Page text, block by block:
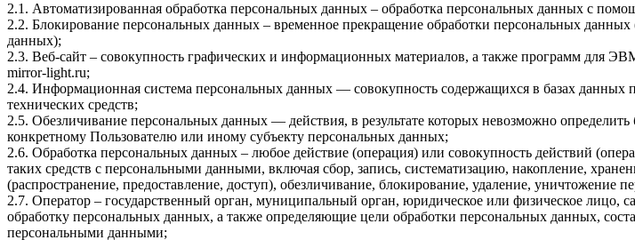
2.1. Автоматизированная обработка персональных данных – обработка персональных данных с
2.2. Блокирование персональных данных – временное прекращение обработки персональных
данных);
2.3. Веб-сайт – совокупность графических и информационных материалов, а также программ для
mirror-light.ru;
2.4. Информационная система персональных данных — совокупность содержащихся в базах
технических средств;
2.5. Обезличивание персональных данных — действия, в результате которых невозможно
конкретному Пользователю или иному субъекту персональных данных;
2.6. Обработка персональных данных – любое действие (операция) или совокупность действий
таких средств с персональными данными, включая сбор, запись, систематизацию, накопление,
(распространение, предоставление, доступ), обезличивание, блокирование, удаление, уничтожение
2.7. Оператор – государственный орган, муниципальный орган, юридическое или физическое
обработку персональных данных, а также определяющие цели обработки персональных данных,
персональными данными;